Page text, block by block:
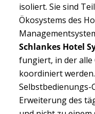
isoliert. Sie sind
Ökosystems des
Schlankes Hotel
fungiert, in der alle
koordiniert
Selbstbedienungs-
Erweiterung des